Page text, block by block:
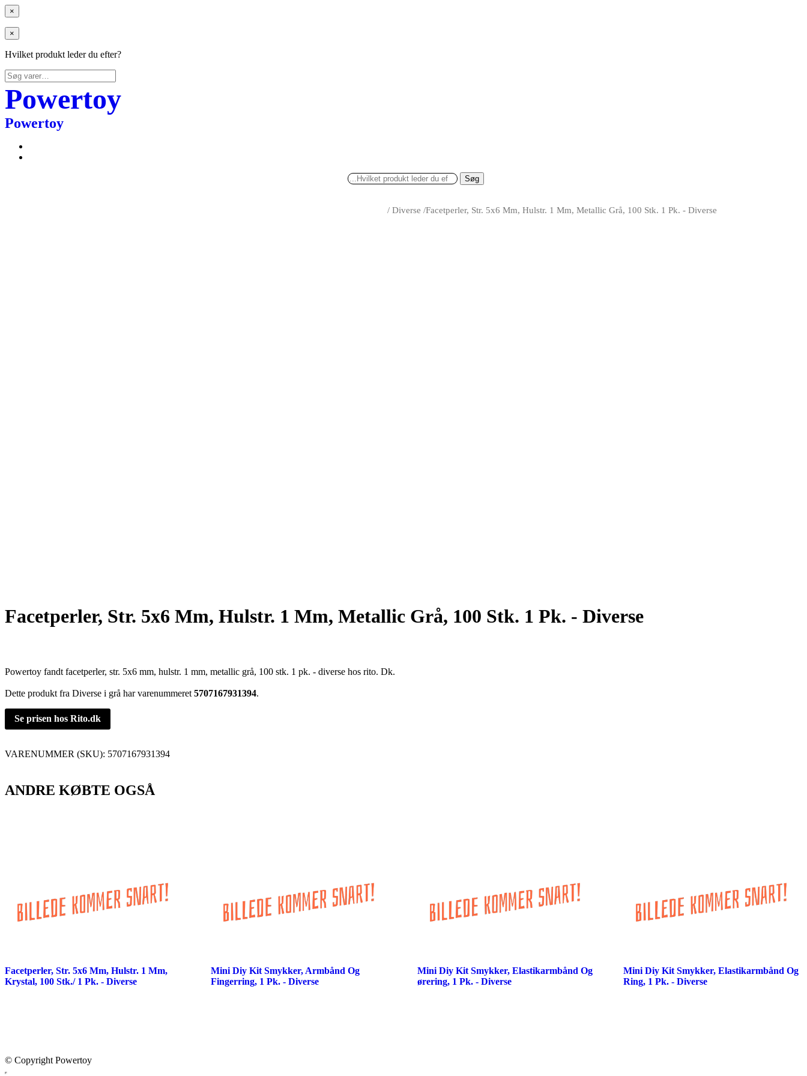
×
×
Hvilket produkt leder du efter?
Søg
efter:
Powertoy
Powertoy
Søg
/ Diverse /Facetperler, Str. 5x6 Mm, Hulstr. 1 Mm, Metallic Grå, 100 Stk. 1 Pk. - Diverse
Facetperler, Str. 5x6 Mm, Hulstr. 1 Mm, Metallic Grå, 100 Stk. 1 Pk. - Diverse
Powertoy fandt facetperler, str. 5x6 mm, hulstr. 1 mm, metallic grå, 100 stk. 1 pk. - diverse hos rito. Dk.
Dette produkt fra Diverse i grå har varenummeret 5707167931394.
Se prisen hos Rito.dk
VARENUMMER (SKU): 5707167931394
ANDRE KØBTE OGSÅ
Facetperler, Str. 5x6 Mm, Hulstr. 1 Mm,
Krystal, 100 Stk./ 1 Pk. - Diverse
Mini Diy Kit Smykker, Armbånd Og
Fingerring, 1 Pk. - Diverse
Mini Diy Kit Smykker, Elastikarmbånd Og
ørering, 1 Pk. - Diverse
Mini Diy Kit Smykker, Elastikarmbånd Og
Ring, 1 Pk. - Diverse
© Copyright Powertoy